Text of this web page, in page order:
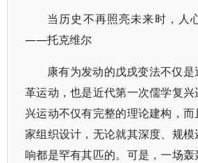
当历史不再照亮未来时，人
——托克维尔
康有为发动的戊戌变法不仅
革运动，也是近代第一次儒学复
兴运动不仅有完整的理论建构，
家组织设计，无论就其深度、规
响都是罕有其匹的。可是，一场